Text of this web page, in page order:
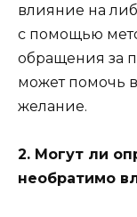
влияние на
с помощью
обращения за
может помочь
желание.
2. Могут ли
необратимо